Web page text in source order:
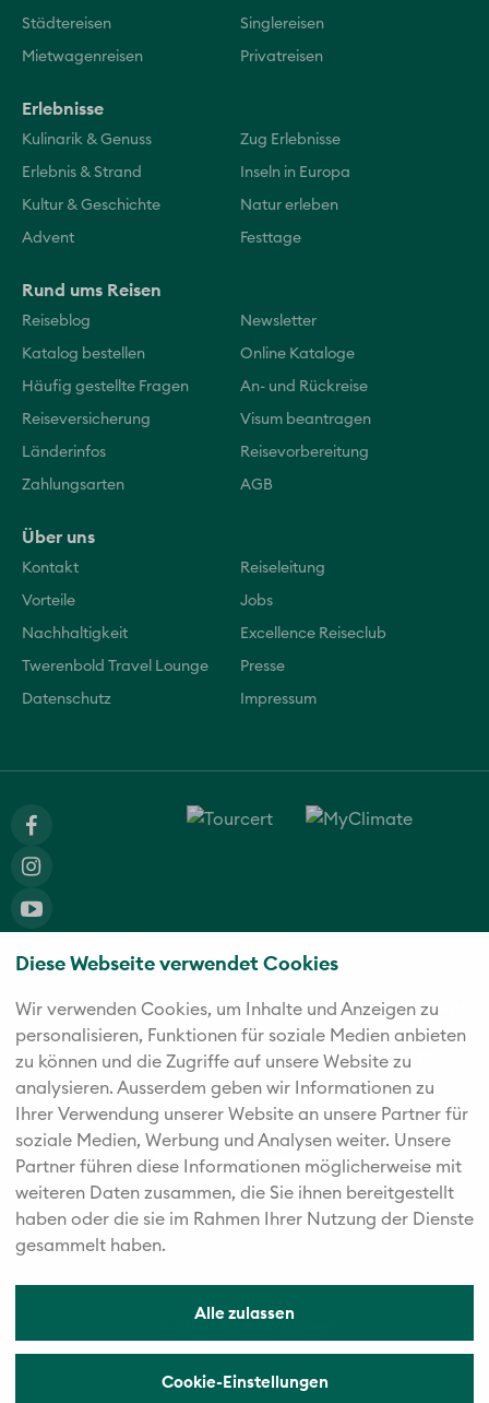
Diese Webseite verwendet Cookies
Wir verwenden Cookies, um Inhalte und Anzeigen zu
personalisieren, Funktionen für soziale Medien anbieten
zu können und die Zugriffe auf unsere Website zu
analysieren. Außerdem geben wir Informationen zu
Ihrer Verwendung unserer Website an unsere Partner für
soziale Medien, Werbung und Analysen weiter. Unsere
Partner führen diese Informationen möglicherweise mit
weiteren Daten zusammen, die Sie ihnen bereitgestellt
haben oder die sie im Rahmen Ihrer Nutzung der Dienste
gesammelt haben.
Alle zulassen
Cookie-Einstellungen
Städtereisen Singlereisen
Mietwagenreisen Privatreisen
Erlebnisse
Kulinarik & Genuss Zug Erlebnisse
Erlebnis & Strand Inseln in Europa
Kultur & Geschichte Natur erleben
Advent Festtage
Rund ums Reisen
Reiseblog Newsletter
Katalog bestellen Online Kataloge
Häufig gestellte Fragen An- und Rückreise
Reiseversicherung Visum beantragen
Länderinfos Reisevorbereitung
Zahlungsarten AGB
Über uns
Kontakt Reiseleitung
Vorteile Jobs
Nachhaltigkeit Excellence Reiseclub
Twerenbold Travel Lounge Presse
Datenschutz Impressum
Die fünf starken Marken der Twerenbold Reisen Gruppe